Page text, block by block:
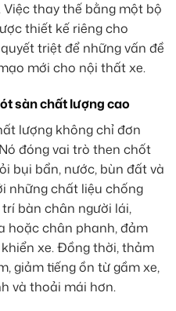
thay thế bằng một bộ
thiết kế riêng cho
triệt để những vấn đề
mới cho nội thất xe.
sàn chất lượng cao
lượng không chỉ đơn
đóng vai trò then chốt
bụi bẩn, nước, bùn đất và
những chất liệu chống
bàn chân người lái,
hoặc chân phanh, đảm
xe. Đồng thời, thảm
giảm tiếng ồn từ gầm xe,
và thoải mái hơn.